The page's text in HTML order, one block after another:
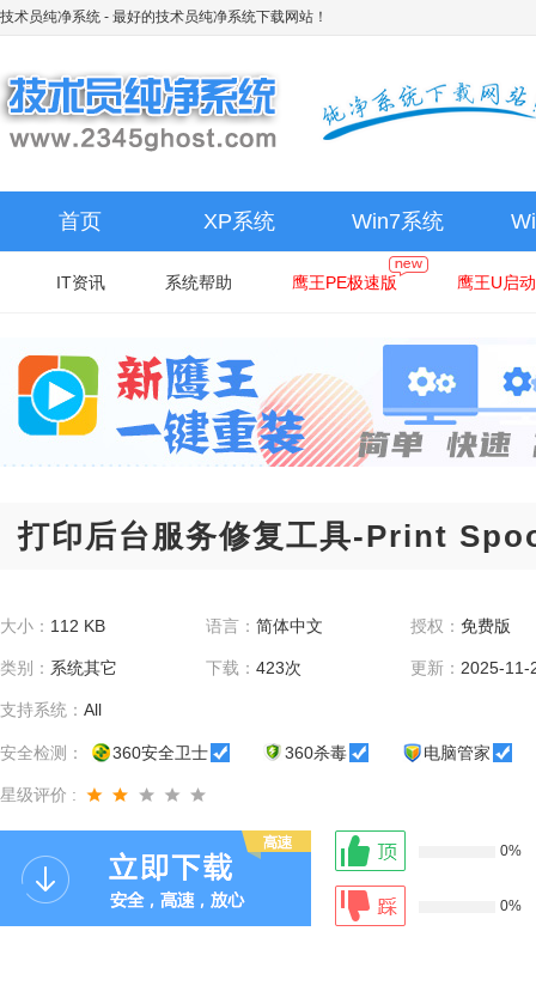
技术员纯净系统 - 最好的技术员纯净系统下载网站！
首页 XP系统 Win7系统
IT资讯 系统帮助 鹰王PE极速版 鹰王U启
打印后台服务修复工具-Print
大小： 112 KB 语言： 简体中文 授权：免费版
类别： 系统其它 下载： 423次 更新： 2025-11-
支持系统： All
安全检测： 360安全卫士 360杀毒 电脑管家
星级评价 :
0%
0%